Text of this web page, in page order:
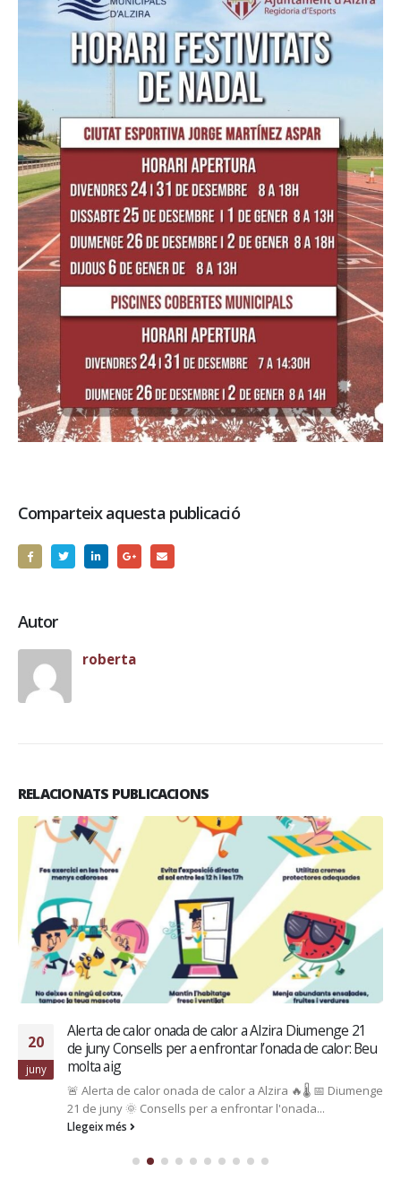
Comparteix aquesta publicació
Autor
roberta
RELACIONATS PUBLICACIONS
04
jul.
El regidor d’esports, Vicent de la Concepción, va rebre
ahir els esportistes alzirenys Mateo Callejón,
subcampió d’Espa
El regidor d'esports, Vicent de la Concepción, va rebre ahir
els esportistes alzirenys 🛼 Mateo Callejón, subcampió
d’Espanya de...